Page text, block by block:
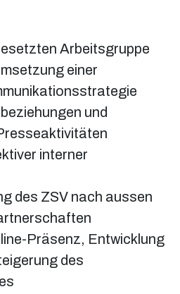
Arbeitsgruppe
einer
und
interner
des ZSV nach aussen
Präsenz, Entwicklung
des